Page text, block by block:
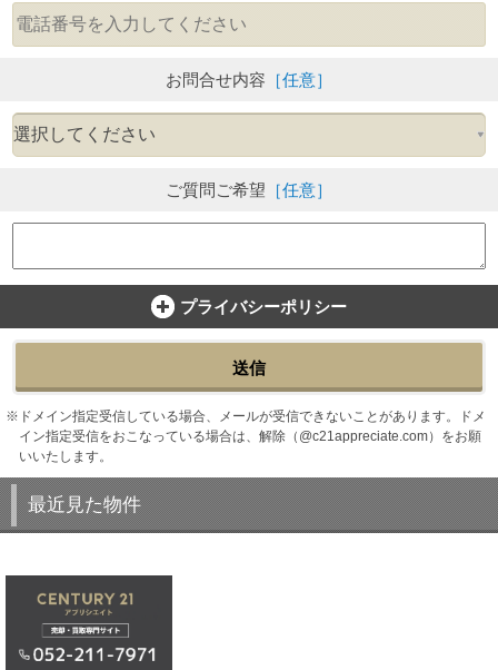
お問合せ内容 ［任意］
ご質問ご希望 ［任意］
プライバシーポリシー
送信
ドメイン指定受信している場合、メールが受信できないことがあります。ドメ
イン指定受信をおこなっている場合は、解除（@c21appreciate.com）をお願
いいたします。
最近見た物件